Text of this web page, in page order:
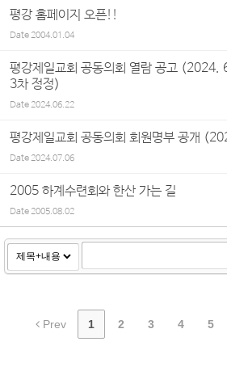
평강 홈페이지 오픈!!
Date2004.01.04
평강제일교회 공동의회 열람 공고
3차 정정)
Date2024.06.22
평강제일교회 공동의회 회원명부 공개
Date2024.07.06
2005 하계수련회와 한산 가는 길
Date2005.08.02
Prev 1 2 3 4 5